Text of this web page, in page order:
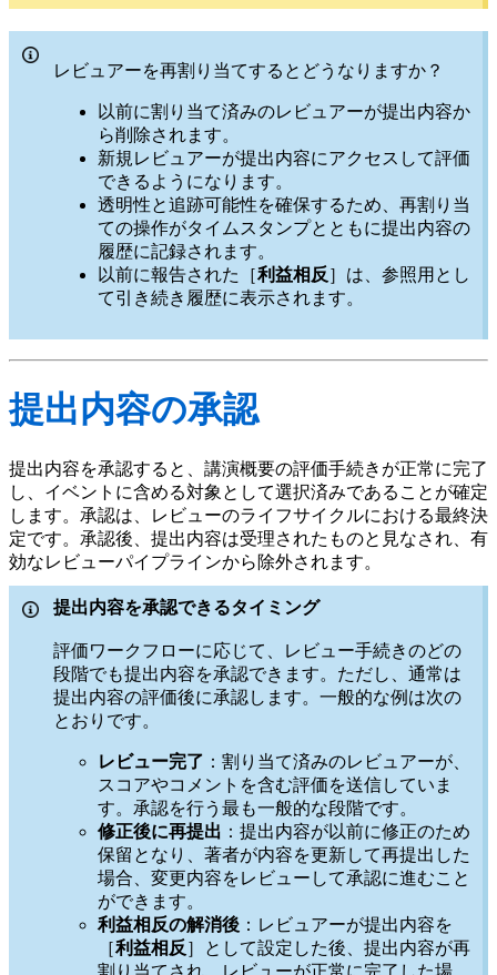
レビュアーを再割り当てするとどうなりますか？
以前に割り当て済みのレビュアーが提出内容か
ら削除されます。
新規レビュアーが提出内容にアクセスして評価
できるようになります。
透明性と追跡可能性を確保するため、再割り当
ての操作がタイムスタンプとともに提出内容の
履歴に記録されます。
以前に報告された［利益相反］は、参照用とし
て引き続き履歴に表示されます。
提出内容の承認
提出内容を承認すると、講演概要の評価手続きが正常に完了
し、イベントに含める対象として選択済みであることが確定
します。承認は、レビューのライフサイクルにおける最終決
定です。承認後、提出内容は受理されたものと見なされ、有
効なレビューパイプラインから除外されます。
提出内容を承認できるタイミング
評価ワークフローに応じて、レビュー手続きのどの
段階でも提出内容を承認できます。ただし、通常は
提出内容の評価後に承認します。一般的な例は次の
とおりです。
レビュー完了 ：割り当て済みのレビュアーが、
スコアやコメントを含む評価を送信していま
す。承認を行う最も一般的な段階です。
修正後に再提出 ：提出内容が以前に修正のため
保留となり、著者が内容を更新して再提出した
場合、変更内容をレビューして承認に進むこと
ができます。
利益相反の解消後 ：レビュアーが提出内容を
［利益相反 ］として設定した後、提出内容が再